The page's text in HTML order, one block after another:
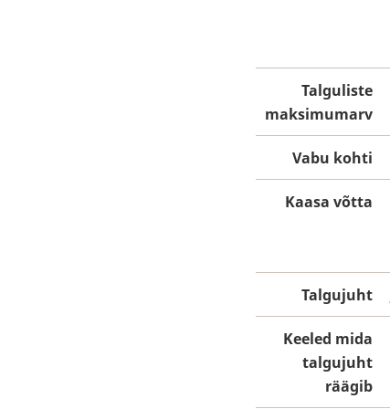
Talguliste
maksimumarv
Vabu kohti
Kaasa võtta
Talgujuht
Keeled mida
talgujuht
räägib